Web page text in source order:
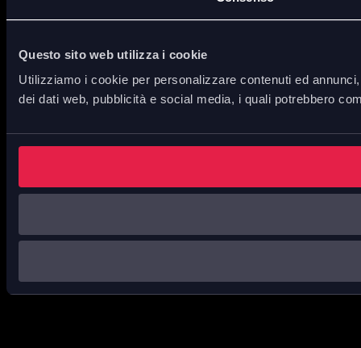
Questo sito web utilizza i cookie
Utilizziamo i cookie per personalizzare contenuti ed
dei dati web, pubblicità e social media, i quali potrebbero